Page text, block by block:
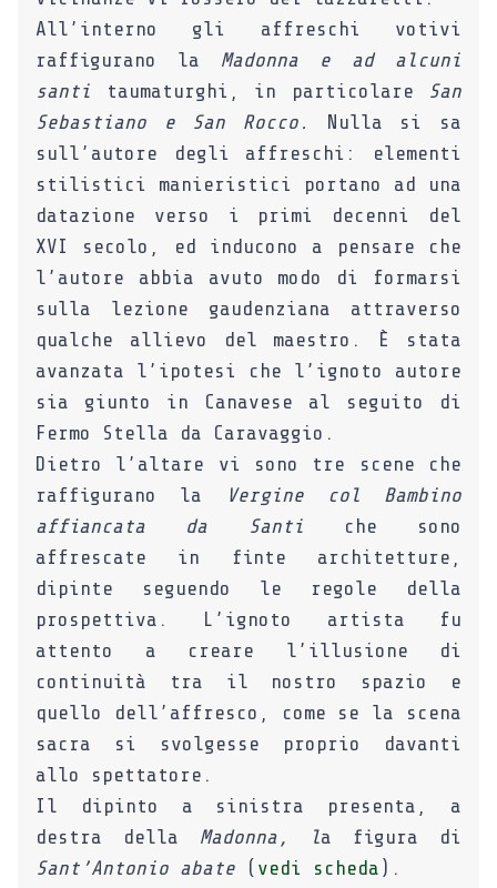
All’interno gli affreschi votivi
raffigurano la Madonna e ad alcuni
santi taumaturghi, in particolare San
Sebastiano e San Rocco.
Nulla si sa
sull’autore degli affreschi: elementi
stilistici manieristici portano ad una
datazione verso i primi decenni del
XVI secolo, ed inducono a pensare che
l’autore abbia avuto modo di formarsi
sulla lezione gaudenziana attraverso
qualche allievo del maestro. È stata
avanzata l’ipotesi che l’ignoto autore
sia giunto in Canavese al seguito di
Fermo Stella da Caravaggio.
Dietro l’altare vi sono tre scene che
raffigurano la
Vergine col Bambino
affiancata da Santi che sono
affrescate in finte architetture,
dipinte seguendo le regole della
prospettiva. L’ignoto artista fu
attento a creare l’illusione di
continuità tra il nostro spazio e
quello dell’affresco, come se la scena
sacra si svolgesse proprio davanti
allo spettatore.
Il dipinto a sinistra presenta, a
destra della Madonna, la figura di
Sant’Antonio abate ( vedi scheda ).